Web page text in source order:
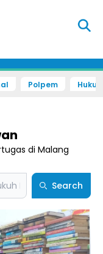
Polpem
di Malang
Search